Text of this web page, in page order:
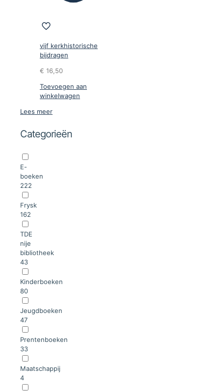
vijf kerkhistorische
bijdragen
€ 16,50
Toevoegen aan
winkelwagen
Lees meer
Categorieën
E-
boeken
222
Frysk
162
TDE
nije
bibliotheek
43
Kinderboeken
80
Jeugdboeken
47
Prentenboeken
33
Maatschappij
4